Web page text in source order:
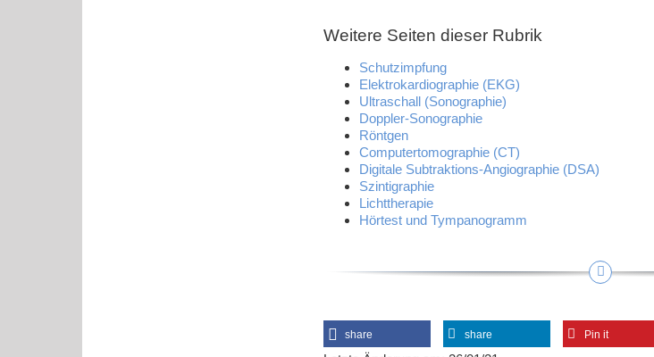
Weitere Seiten dieser Rubrik
Schutzimpfung
Elektrokardiographie (EKG)
Ultraschall (Sonographie)
Doppler-Sonographie
Röntgen
Computertomographie (CT)
Digitale Subtraktions-Angiographie (DSA)
Szintigraphie
Lichttherapie
Hörtest und Tympanogramm
share share Pin it